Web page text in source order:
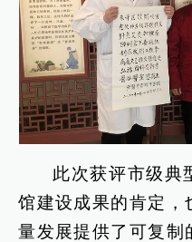
此次获评市级典
馆建设成果的肯定，
量发展提供了可复制